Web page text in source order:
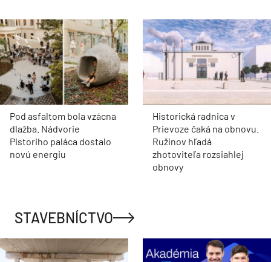
Pod asfaltom bola vzácna
dlažba. Nádvorie
Pistoriho paláca dostalo
novú energiu
Historická radnica v
Prievoze čaká na obnovu.
Ružinov hľadá
zhotoviteľa rozsiahlej
obnovy
STAVEBNÍCTVO